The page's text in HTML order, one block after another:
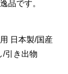
品です。
日本製/国産
/引き出物